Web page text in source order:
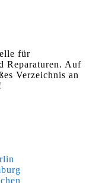
für
Reparaturen. Auf
Verzeichnis an